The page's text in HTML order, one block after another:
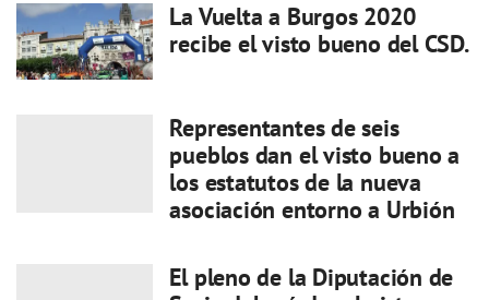
La Vuelta a Burgos 2020
recibe el visto bueno del CSD.
Representantes de seis
pueblos dan el visto bueno a
los estatutos de la nueva
asociación entorno a Urbión
El pleno de la Diputación de